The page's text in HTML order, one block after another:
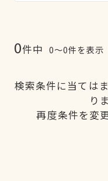
0件中 0〜0件を表示
検索条件に当ては
り
再度条件を変